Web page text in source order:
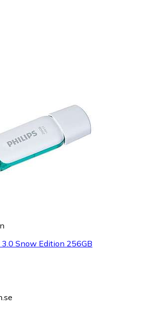
Snow Edition 256GB